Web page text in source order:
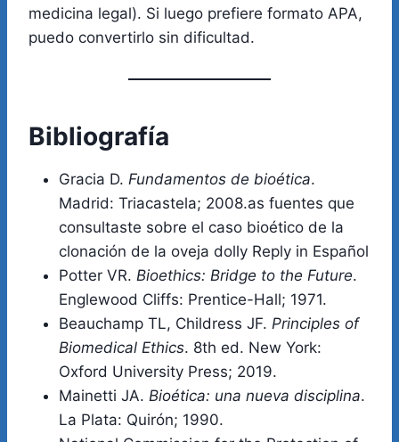
medicina legal). Si luego prefiere formato APA,
puedo convertirlo sin dificultad.
Bibliografía
Gracia D. Fundamentos de bioética.
Madrid: Triacastela; 2008.as fuentes que
consultaste sobre el caso bioético de la
clonación de la oveja dolly Reply in Español
Potter VR. Bioethics: Bridge to the Future.
Englewood Cliffs: Prentice-Hall; 1971.
Beauchamp TL, Childress JF. Principles of
Biomedical Ethics. 8th ed. New York:
Oxford University Press; 2019.
Mainetti JA. Bioética: una nueva disciplina.
La Plata: Quirón; 1990.